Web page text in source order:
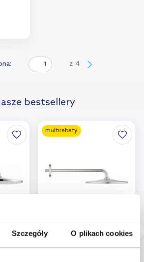
Szczegóły O plikach cookies
z 4
bestsellery
multirabaty